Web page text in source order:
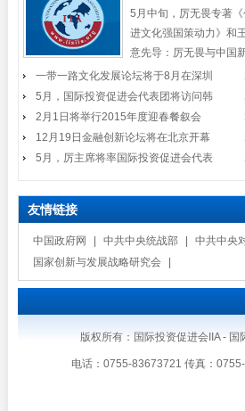
副主席、国际投
问澳大利亚并会见黄
厉无畏出席全国
厉主席、王会长出席
10月24日下午，中国
《创意先导》《启功
暨启功书画和鸿远艺术
5月中旬，厉无畏专著
进文化强国策动力》和
意先导：厉无畏与中国
版将在韩国西江大学举
2月1日将举行2015年
国际投资促进会在深圳
2015年度迎春餐叙会时
月1日（周日）中午
深圳市福田区
12月19日金融创新论
5月，厉主席将率国际
2014年第十届中国（
文化产业博览交
我会代表团将在东京
本，并出席在东京举行
一带一路文化发展论坛将于8月在深圳
5月，国际投资促进会代表团将访问韩
2月1日将举行2015年度迎春餐叙会
12月19日金融创新论坛将在北京开幕
5月，厉主席将率国际投资促进会代表
友情链接
中国政府网 中共中央统战部 中共中央
国家创新与发展战略研究会
版权所有：国际投资促进会IIA -
电话：0755-83673721 传真：